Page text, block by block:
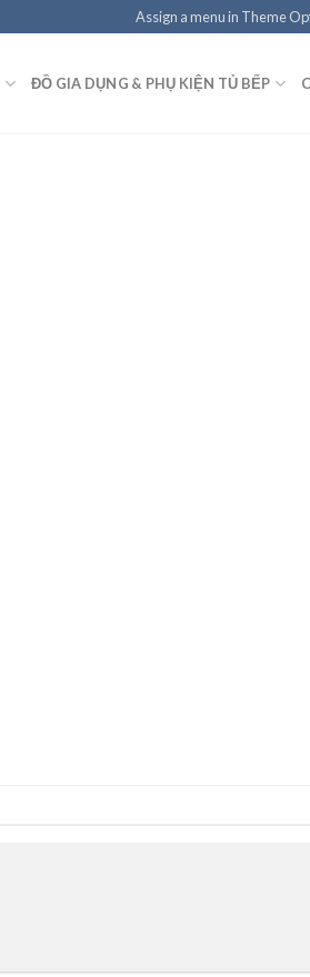
Assign a menu in Theme
ĐỒ GIA DỤNG & PHỤ KIỆN TỦ BẾP